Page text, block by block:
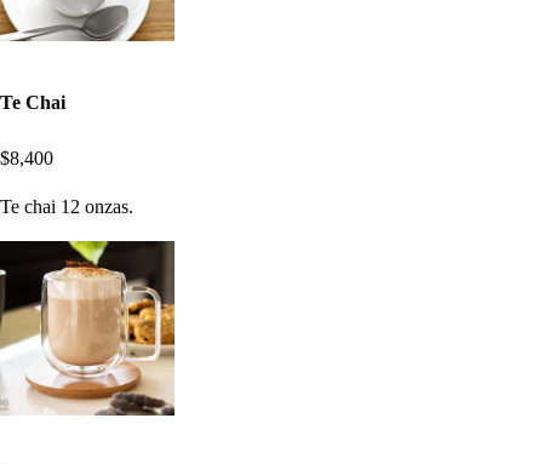
Te Chai
$8,400
Te chai 12 onzas.